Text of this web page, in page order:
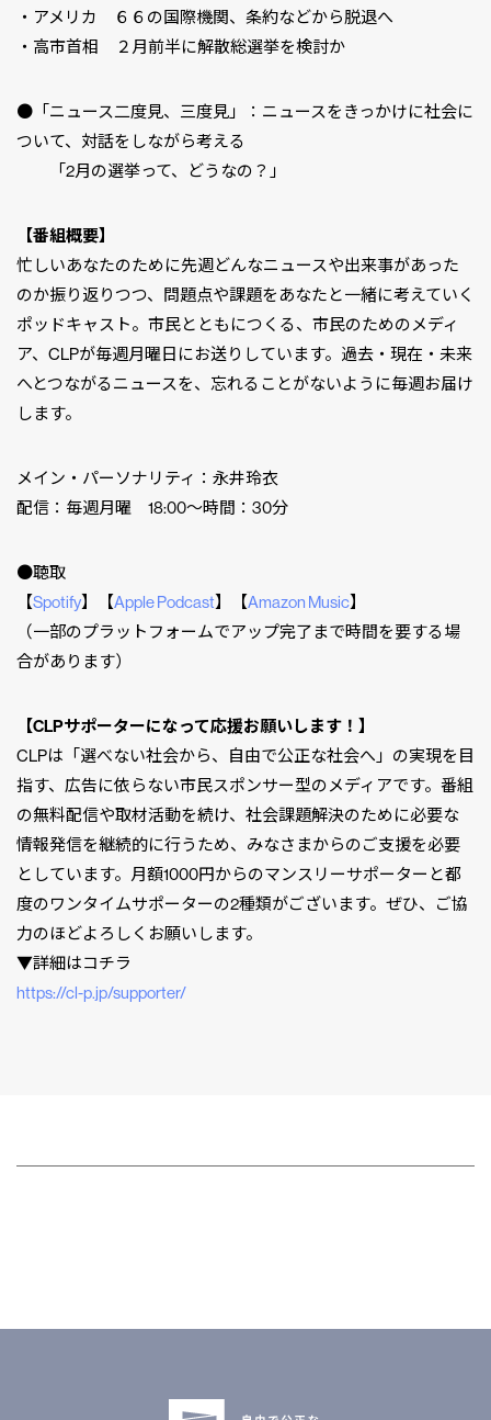
・アメリカ ６６の国際機関、条約などから脱退へ
・高市首相 ２月前半に解散総選挙を検討か
●「ニュース二度見、三度見」：ニュースをきっかけに社会に
ついて、対話をしながら考える
「2月の選挙って、どうなの？」
【番組概要】
忙しいあなたのために先週どんなニュースや出来事があった
のか振り返りつつ、問題点や課題をあなたと一緒に考えていく
ポッドキャスト。市民とともにつくる、市民のためのメディ
ア、CLPが毎週月曜日にお送りしています。過去・現在・未来
へとつながるニュースを、忘れることがないように毎週お届け
します。
メイン・パーソナリティ：永井玲衣
配信：毎週月曜 18:00〜時間：30分
●聴取
【Spotify】【Apple Podcast】【Amazon Music】
（一部のプラットフォームでアップ完了まで時間を要する場
合があります）
【CLPサポーターになって応援お願いします！】
CLPは「選べない社会から、自由で公正な社会へ」の実現を目
指す、広告に依らない市民スポンサー型のメディアです。番組
の無料配信や取材活動を続け、社会課題解決のために必要な
情報発信を継続的に行うため、みなさまからのご支援を必要
としています。月額1000円からのマンスリーサポーターと都
度のワンタイムサポーターの2種類がございます。ぜひ、ご協
力のほどよろしくお願いします。
▼詳細はコチラ
⁠⁠⁠⁠⁠⁠⁠⁠⁠⁠⁠⁠⁠⁠⁠⁠⁠⁠⁠⁠⁠⁠⁠⁠⁠⁠⁠⁠⁠⁠⁠⁠⁠⁠⁠⁠⁠⁠https://cl-p.jp/supporter/